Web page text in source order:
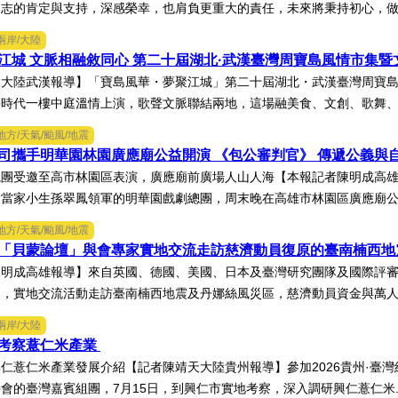
的肯定與支持，深感榮幸，也肩負更重大的責任，未來將秉持初心，
岸/大陸
城 文脈相融敘同心 第二十屆湖北·武漢臺灣周寶島風情市集
陸武漢報導】「寶島風華・夢聚江城」第二十屆湖北・武漢臺灣周寶
代一樓中庭溫情上演，歌聲文脈聯結兩地，這場融美食、文創、歌舞
方/天氣/颱風/地震
攜手明華園林園廣應廟公益開演 《包公審判官》 傳遞公義與
受邀至高市林園區表演，廣應廟前廣場人山人海【本報記者陳明成高
家小生孫翠鳳領軍的明華園戲劇總團，周末晚在高雄市林園區廣應廟
方/天氣/颱風/地震
貝蒙論壇」與會專家實地交流走訪慈濟動員復原的臺南楠西
成高雄報導】來自英國、德國、美國、日本及臺灣研究團隊及國際評
實地交流活動走訪臺南楠西地震及丹娜絲風災區，慈濟動員資金與萬
岸/大陸
察薏仁米產業
薏仁米產業發展介紹【記者陳靖天大陸貴州報導】參加2026貴州·臺
的臺灣嘉賓組團，7月15日，到興仁市實地考察，深入調研興仁薏仁